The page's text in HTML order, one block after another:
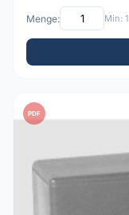
Menge: Min: 1
PDF